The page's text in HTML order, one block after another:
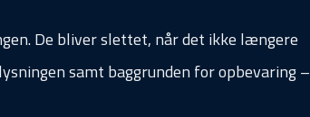
De bliver slettet, når det ikke længere
samt baggrunden for opbevaring –